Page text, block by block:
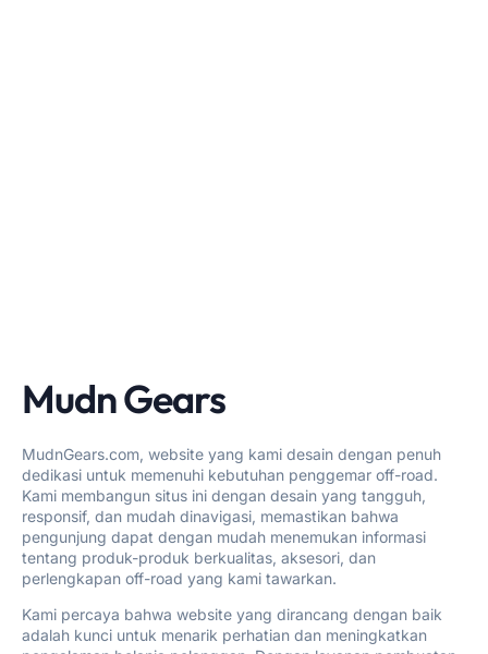
Mudn Gears
MudnGears.com, website yang kami desain dengan penuh
dedikasi untuk memenuhi kebutuhan penggemar off-road.
Kami membangun situs ini dengan desain yang tangguh,
responsif, dan mudah dinavigasi, memastikan bahwa
pengunjung dapat dengan mudah menemukan informasi
tentang produk-produk berkualitas, aksesori, dan
perlengkapan off-road yang kami tawarkan.
Kami percaya bahwa website yang dirancang dengan baik
adalah kunci untuk menarik perhatian dan meningkatkan